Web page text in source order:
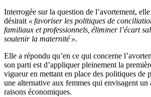
Interrogée sur la question de l’avortement,
désirait « favoriser les politiques de
familiaux et professionnels, éliminer l’écart
soutenir la maternité ».
Elle a répondu qu’en ce qui concerne
son parti est d’appliquer pleinement la
vigueur en mettant en place des politiques de
une alternative aux femmes qui envisagent un
raisons économiques.